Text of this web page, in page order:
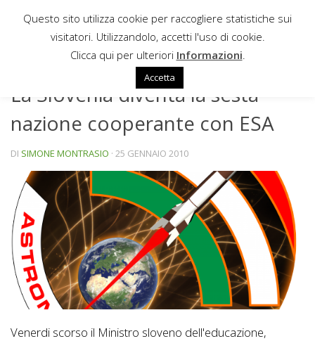
Sotto il contenuto
La Slovenia diventa la sesta
nazione cooperante con ESA
DI SIMONE MONTRASIO · 25 GENNAIO 2010
Venerdi scorso il Ministro sloveno dell'educazione,
Questo sito utilizza cookie per raccogliere statistiche sui
visitatori. Utilizzandolo, accetti l'uso di cookie.
Clicca qui per ulteriori Informazioni
Accetta